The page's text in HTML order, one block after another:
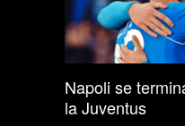
Napoli se
la Juventus